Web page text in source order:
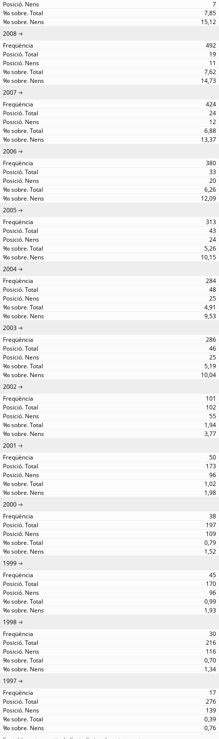
7
7,85
15,12
2008
492
19
11
7,62
14,73
2007
424
24
12
6,88
13,37
2006
380
33
20
6,26
12,09
2005
313
43
24
5,26
10,15
2004
284
48
25
4,91
9,53
2003
286
46
25
5,19
10,04
2002
101
102
55
1,94
3,77
2001
50
173
96
1,02
1,98
2000
38
197
109
0,79
1,52
1999
45
170
96
0,99
1,93
1998
30
216
116
0,70
1,34
1997
17
276
139
0,39
0,76